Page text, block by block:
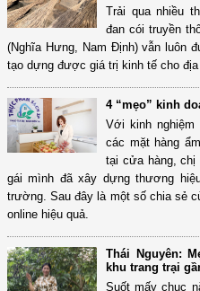
Trải qua nhiều
đan cói truyền
(Nghĩa Hưng, Nam Định) vẫn luôn
tạo dựng được giá trị kinh tế cho
4 “mẹo” kinh
Với kinh
các mặt hàng
tại cửa hàng, chị
gái mình đã xây dựng thương
trường. Sau đây là một số chia sẻ
online hiệu quả.
Thái Nguyên:
khu trang trại
Suốt mấy chục